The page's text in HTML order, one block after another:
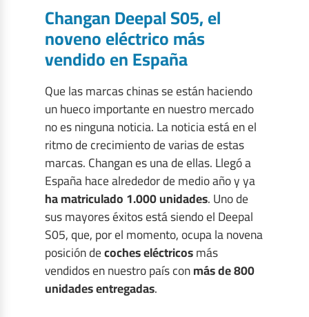
Changan Deepal S05, el
noveno eléctrico más
vendido en España
Que las marcas chinas se están haciendo
un hueco importante en nuestro mercado
no es ninguna noticia. La noticia está en el
ritmo de crecimiento de varias de estas
marcas. Changan es una de ellas. Llegó a
España hace alrededor de medio año y ya
ha matriculado 1.000 unidades. Uno de
sus mayores éxitos está siendo el Deepal
S05, que, por el momento, ocupa la novena
posición decoches eléctricosmás
vendidos en nuestro país conmás de 800
unidades entregadas.